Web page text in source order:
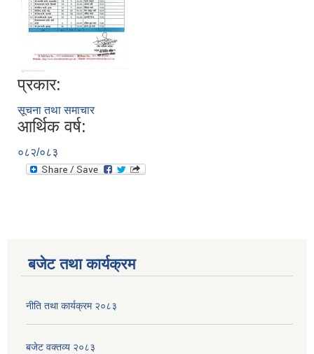
प्रकार:
सूचना तथा समाचार
आर्थिक वर्ष:
०८२/०८३
बजेट तथा कार्यक्रम
नीति तथा कार्यक्रम २०८३
बजेट वक्तव्य २०८३